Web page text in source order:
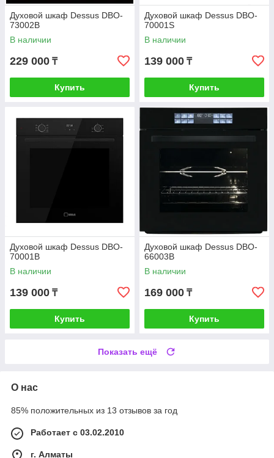
Духовой шкаф Dessus DBO-
73002B
В наличии
229 000 ₸
Купить
Духовой шкаф Dessus DBO-
70001S
В наличии
139 000 ₸
Купить
Духовой шкаф Dessus DBO-
70001B
В наличии
139 000 ₸
Купить
Духовой шкаф Dessus DBO-
66003B
В наличии
169 000 ₸
Купить
Показать ещё
О нас
85% положительных из 13 отзывов за год
Работает с 03.02.2010
г. Алматы